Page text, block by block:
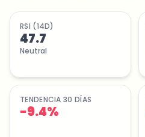
RSI (14D)
47.7
Neutral
TENDENCIA 30 DÍAS
-9.4%